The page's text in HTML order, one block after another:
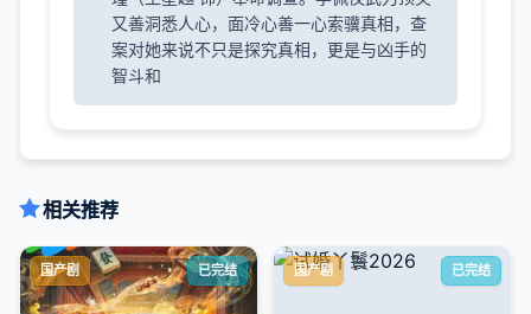
又善洞悉人心，面冷心善一心索骥真相，查
案对她来说不只是探究真相，更是与凶手的
智斗和
相关推荐
国产剧 已完结 国产剧 已完结